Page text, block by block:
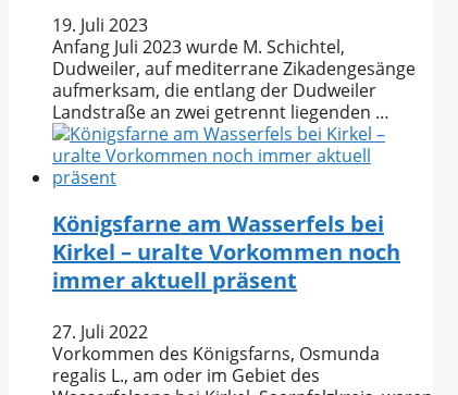
19. Juli 2023
Anfang Juli 2023 wurde M. Schichtel,
Dudweiler, auf mediterrane Zikadengesänge
aufmerksam, die entlang der Dudweiler
Landstraße an zwei getrennt liegenden …
Königsfarne am Wasserfels bei
Kirkel – uralte Vorkommen noch
immer aktuell präsent
27. Juli 2022
Vorkommen des Königsfarns, Osmunda
regalis L., am oder im Gebiet des